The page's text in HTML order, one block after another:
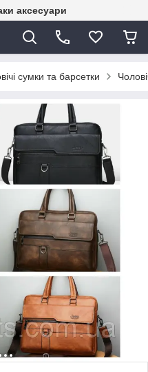
аксесуари
сумки та барсетки